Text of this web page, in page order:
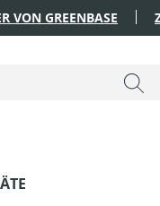
VON GREENBASE